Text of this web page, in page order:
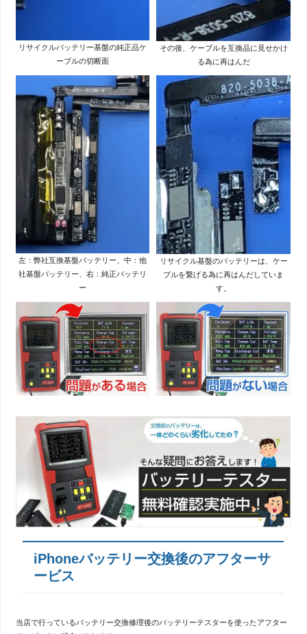
リサイクルバッテリー基盤の純正品ケ
ーブルの切断面
その後、ケーブルを互換品に見せかけ
る為に再はんだ
左：弊社互換基盤バッテリー、中：他
社基盤バッテリー、右：純正バッテリ
ー
リサイクル基盤のバッテリーは、ケー
ブルを繋げる為に再はんだしていま
す。
iPhoneバッテリー交換後のアフターサ
ービス
当店で行っているバッテリー交換修理後のバッテリーテスターを使ったアフター